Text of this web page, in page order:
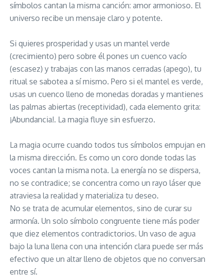
símbolos cantan la misma canción: amor armonioso. El
universo recibe un mensaje claro y potente.
Si quieres prosperidad y usas un mantel verde
(crecimiento) pero sobre él pones un cuenco vacío
(escasez) y trabajas con las manos cerradas (apego), tu
ritual se sabotea a sí mismo. Pero si el mantel es verde,
usas un cuenco lleno de monedas doradas y mantienes
las palmas abiertas (receptividad), cada elemento grita:
¡Abundancia!. La magia fluye sin esfuerzo.
La magia ocurre cuando todos tus símbolos empujan en
la misma dirección. Es como un coro donde todas las
voces cantan la misma nota. La energía no se dispersa,
no se contradice; se concentra como un rayo láser que
atraviesa la realidad y materializa tu deseo.
No se trata de acumular elementos, sino de curar su
armonía. Un solo símbolo congruente tiene más poder
que diez elementos contradictorios. Un vaso de agua
bajo la luna llena con una intención clara puede ser más
efectivo que un altar lleno de objetos que no conversan
entre sí.